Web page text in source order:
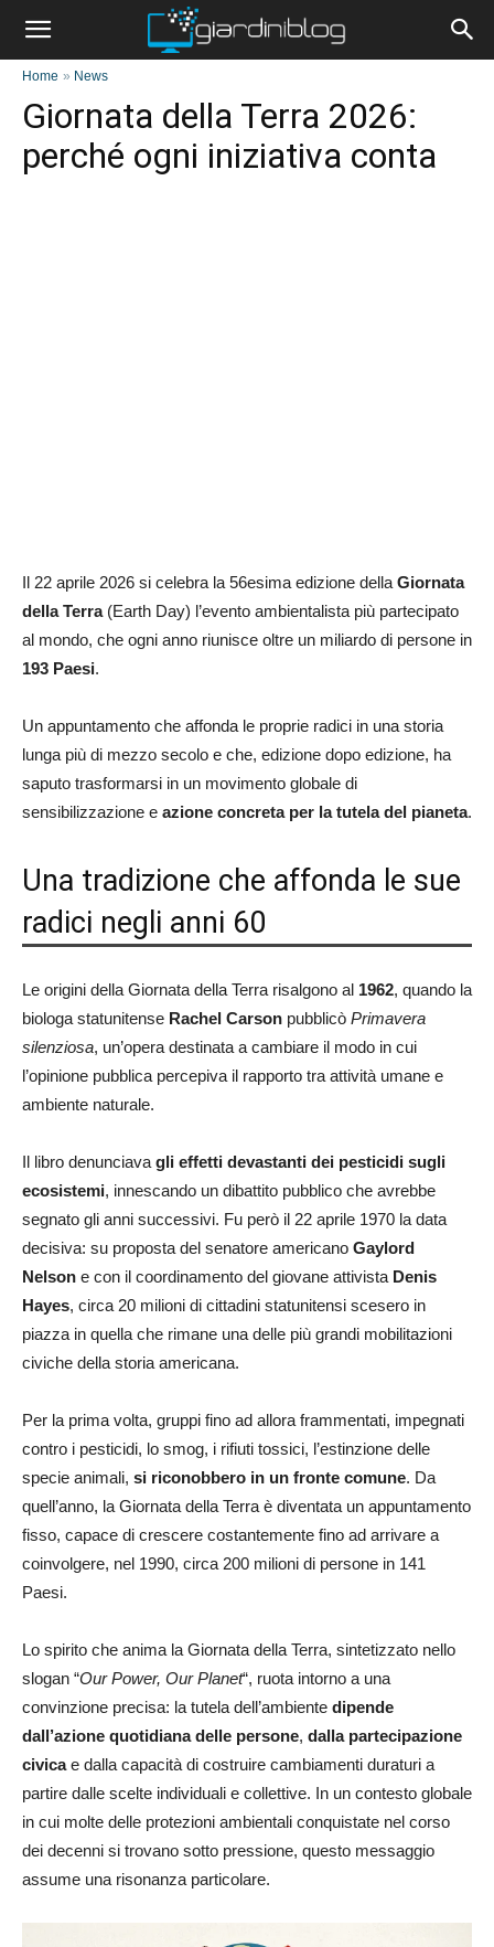
Home » News
Giornata della Terra 2026:
perché ogni iniziativa conta
Il 22 aprile 2026 si celebra la 56esima edizione della Giornata
della Terra(Earth Day) l’evento ambientalista più partecipato
al mondo, che ogni anno riunisce oltre un miliardo di persone in
193 Paesi.
Un appuntamento che affonda le proprie radici in una storia
lunga più di mezzo secolo e che, edizione dopo edizione, ha
saputo trasformarsi in un movimento globale di
sensibilizzazione e azione concreta per la tutela del pianeta.
Una tradizione che affonda le sue
radici negli anni 60
Le origini della Giornata della Terra risalgono al 1962, quando la
biologa statunitense Rachel Carson pubblicò Primavera
silenziosa, un’opera destinata a cambiare il modo in cui
l’opinione pubblica percepiva il rapporto tra attività umane e
ambiente naturale.
Il libro denunciava gli effetti devastanti dei pesticidi sugli
ecosistemi, innescando un dibattito pubblico che avrebbe
segnato gli anni successivi. Fu però il 22 aprile 1970 la data
decisiva: su proposta del senatore americano Gaylord
Nelson e con il coordinamento del giovane attivista Denis
Hayes, circa 20 milioni di cittadini statunitensi scesero in
piazza in quella che rimane una delle più grandi mobilitazioni
civiche della storia americana.
Per la prima volta, gruppi fino ad allora frammentati, impegnati
contro i pesticidi, lo smog, i rifiuti tossici, l’estinzione delle
specie animali, si riconobbero in un fronte comune. Da
quell’anno, la Giornata della Terra è diventata un appuntamento
fisso, capace di crescere costantemente fino ad arrivare a
coinvolgere, nel 1990, circa 200 milioni di persone in 141
Paesi.
Lo spirito che anima la Giornata della Terra, sintetizzato nello
slogan “Our Power, Our Planet“, ruota intorno a una
convinzione precisa: la tutela dell’ambiente dipende
dall’azione quotidiana delle persone, dalla partecipazione
civicae dalla capacità di costruire cambiamenti duraturi a
partire dalle scelte individuali e collettive. In un contesto globale
in cui molte delle protezioni ambientali conquistate nel corso
dei decenni si trovano sotto pressione, questo messaggio
assume una risonanza particolare.